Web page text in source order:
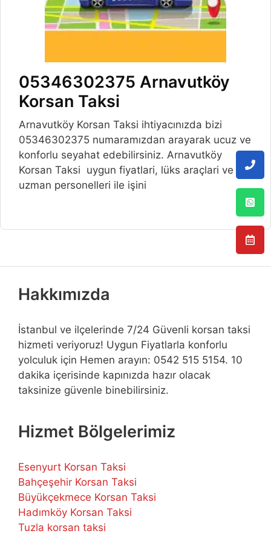
05346302375 Arnavutköy
Korsan Taksi
Arnavutköy Korsan Taksi ihtiyacınızda bizi
05346302375 numaramızdan arayarak ucuz ve
konforlu seyahat edebilirsiniz. Arnavutköy
Korsan Taksi uygun fiyatlari, lüks araçlari ve
uzman personelleri ile işini
Hakkımızda
İstanbul ve ilçelerinde 7/24 Güvenli korsan taksi
hizmeti veriyoruz! Uygun Fiyatlarla konforlu
yolculuk için Hemen arayın: 0542 515 5154. 10
dakika içerisinde kapınızda hazır olacak
taksinize güvenle binebilirsiniz.
Hizmet Bölgelerimiz
Esenyurt Korsan Taksi
Bahçeşehir Korsan Taksi
Büyükçekmece Korsan Taksi
Hadımköy Korsan Taksi
Tuzla korsan taksi